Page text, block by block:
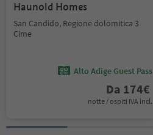
Haunold Homes
San Candido, Regione dolomitica 3
Cime
Alto Adige Guest Pass
Da 174€
notte / ospiti IVA incl.